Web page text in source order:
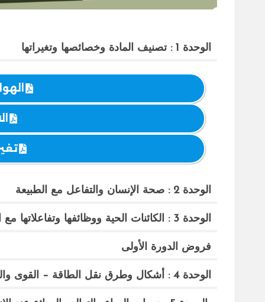
الوحدة 1 : تصنيف المادة وخصائصها وتغيراتها
الوحدة 2 : صحة الإنسان والتفاعل مع الطبيعة
الوحدة 3 : الكائنات الحية ووظائفها وتفاعلاتها مع البيئة
فروض الدورة الأولى
الوحدة 4 : أشكال وطرق نقل الطاقة – القوى والحركة